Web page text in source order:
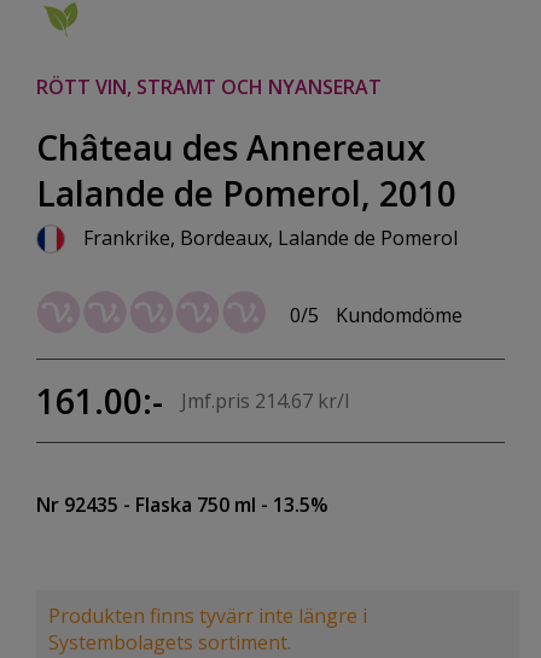
RÖTT VIN, STRAMT OCH NYANSERAT
Château des Annereaux
Lalande de Pomerol, 2010
Frankrike, Bordeaux, Lalande de Pomerol
0/5 Kundomdöme
161.00:- Jmf.pris 214.67 kr/l
Nr 92435 - Flaska 750 ml - 13.5%
Produkten finns tyvärr inte längre i
Systembolagets sortiment.